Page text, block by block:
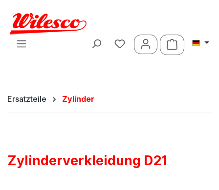
Zum Hauptinhalt springen
Ersatzteile Zylinder
Zylinderverkleidung D21